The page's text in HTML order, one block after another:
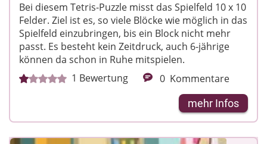
Bei diesem Tetris-Puzzle misst das Spielfeld 10 x 10
Felder. Ziel ist es, so viele Blöcke wie möglich in das
Spielfeld einzubringen, bis ein Block nicht mehr
passt. Es besteht kein Zeitdruck, auch 6-jährige
können da schon in Ruhe mitspielen.
1 Bewertung 0 Kommentare
mehr Infos